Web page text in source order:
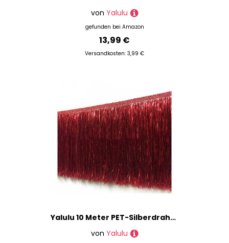
von Yalulu
gefunden bei Amazon
13,99 €
Versandkosten: 3,99 €
Yalulu 10 Meter PET-Silberdraht Quaste Seidig Fransen Tanzfransen Geschnitten Fransenborte, Geschnitten Fransenborte Kostüm Quaste Trimmen Apparel Fransenband Nähzubehör (Rot)
von Yalulu